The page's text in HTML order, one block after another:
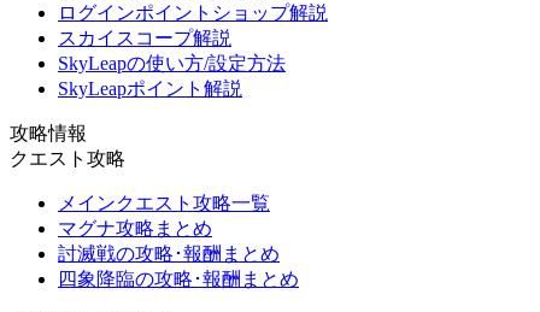
ログインポイントショップ解説
スカイスコープ解説
SkyLeapの使い方/設定方法
SkyLeapポイント解説
攻略情報
クエスト攻略
メインクエスト攻略一覧
マグナ攻略まとめ
討滅戦の攻略･報酬まとめ
四象降臨の攻略･報酬まとめ